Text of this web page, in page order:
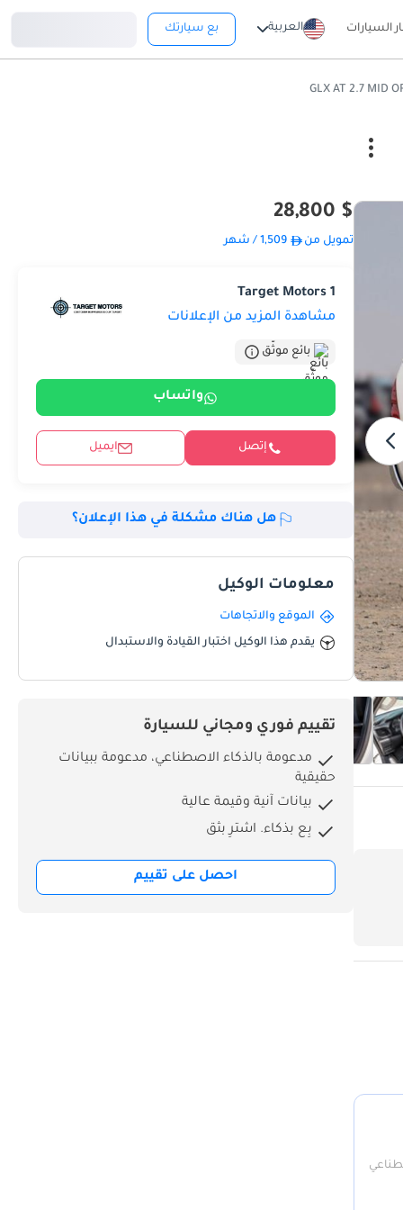
السيارات العربية بع سيارتك
$ 28,800
تمويل من 1,509 / شهر
Target Motors 1
مشاهدة المزيد من الإعلانات
بائع موثّق
واتساب
إتصل ايميل
هل هناك مشكلة في هذا الإعلان؟
معلومات الوكيل
الموقع والاتجاهات
يقدم هذا الوكيل اختبار القيادة والاستبدال
تقييم فوري ومجاني للسيارة
مدعومة بالذكاء الاصطناعي، مدعومة ببيانات
حقيقية
بيانات آنية وقيمة عالية
بِع بذكاء. اشترِ بثق
احصل على تقييم